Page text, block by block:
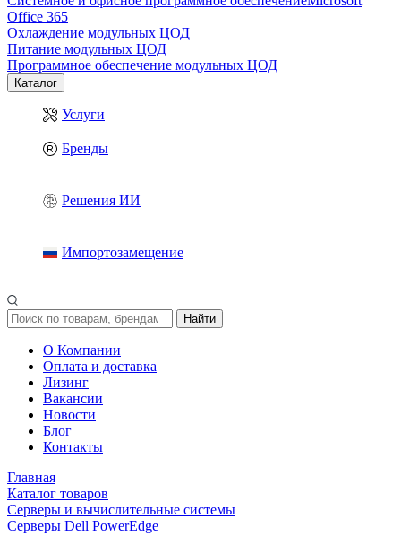
Office 365
Охлаждение модульных ЦОД
Питание модульных ЦОД
Программное обеспечение модульных ЦОД
Каталог
Услуги
Бренды
Решения ИИ
Импортозамещение
Найти
О Компании
Оплата и доставка
Лизинг
Вакансии
Новости
Блог
Контакты
Главная
Каталог товаров
Серверы и вычислительные системы
Серверы Dell PowerEdge